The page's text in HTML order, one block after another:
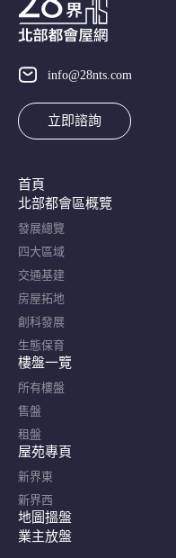
info@28nts.com
立即諮詢
首頁
北部都會區概覽​
發展總覽
四大區域
交通基建
房屋拓地
創科發展
生態保育
樓盤一覽
所有樓盤
售盤
租盤
屋苑專頁
新界東
新界西
地圖搵盤
業主放盤